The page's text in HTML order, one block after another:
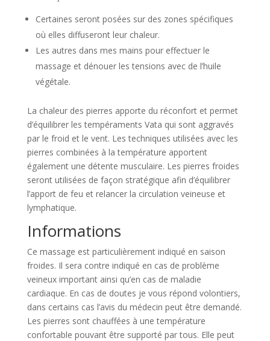
Certaines seront posées sur des zones spécifiques
où elles diffuseront leur chaleur.
Les autres dans mes mains pour effectuer le
massage et dénouer les tensions avec de l’huile
végétale.
La chaleur des pierres apporte du réconfort et permet
d’équilibrer les tempéraments Vata qui sont aggravés
par le froid et le vent. Les techniques utilisées avec les
pierres combinées à la température apportent
également une détente musculaire. Les pierres froides
seront utilisées de façon stratégique afin d’équilibrer
l’apport de feu et relancer la circulation veineuse et
lymphatique.
Informations
Ce massage est particulièrement indiqué en saison
froides. Il sera contre indiqué en cas de problème
veineux important ainsi qu’en cas de maladie
cardiaque. En cas de doutes je vous répond volontiers,
dans certains cas l’avis du médecin peut être demandé.
Les pierres sont chauffées à une température
confortable pouvant être supporté par tous. Elle peut